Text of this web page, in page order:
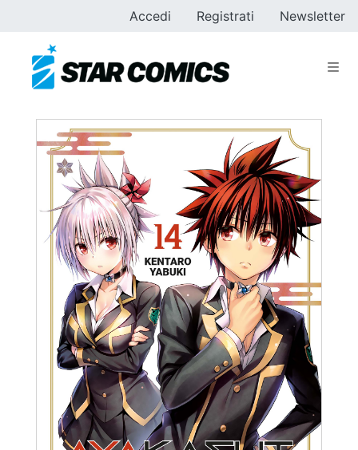
Accedi Registrati Newsletter